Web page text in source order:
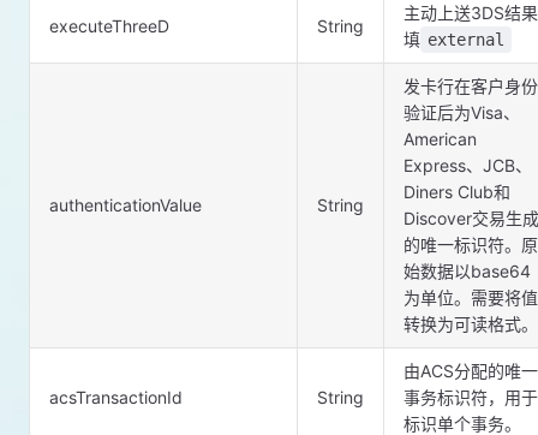
executeThreeD String
主动上送3DS结果
填 external
authenticationValue String
发卡行在客户身份
验证后为Visa、
American
Express、JCB、
Diners Club和
Discover交易生成
的唯一标识符。原
始数据以base64
为单位。需要将值
转换为可读格式。
acsTransactionId String
由ACS分配的唯一
事务标识符，用于
标识单个事务。